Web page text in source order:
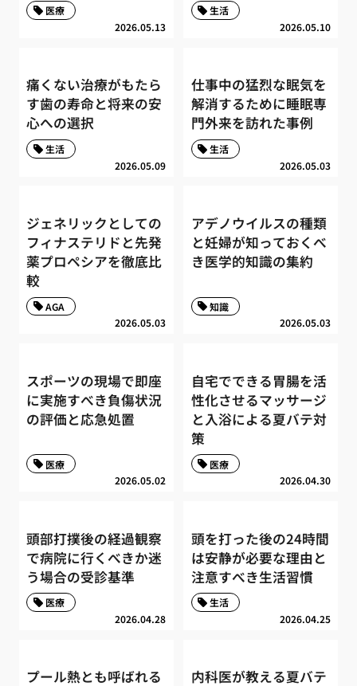
2026.05.13
医療
2026.05.10
生活
痛くない治療がもたら
す歯の寿命と将来の安
心への選択
2026.05.09
生活
仕事中の猛烈な眠気を
解消するために睡眠専
門外来を訪れた事例
2026.05.03
生活
ジェネリックとしての
フィナステリドと先発
薬プロペシアを徹底比
較
2026.05.03
AGA
アデノウイルスの種類
と妊婦が知っておくべ
き医学的知識の集約
2026.05.03
知識
スポーツの現場で即座
に実施すべき負傷状況
の評価と応急処置
2026.05.02
医療
自宅でできる胃腸を活
性化させるマッサージ
と入浴による夏バテ対
策
2026.04.30
医療
頭部打撲後の経過観察
で病院に行くべきか迷
う場合の受診基準
2026.04.28
医療
頭を打った後の24時間
は安静が必要な理由と
注意すべき生活習慣
2026.04.25
生活
プール熱とも呼ばれる 内科医が教える夏バテ